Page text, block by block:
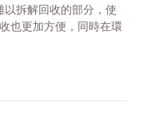
拆解回收的部分，使
也更加方便，同時在環